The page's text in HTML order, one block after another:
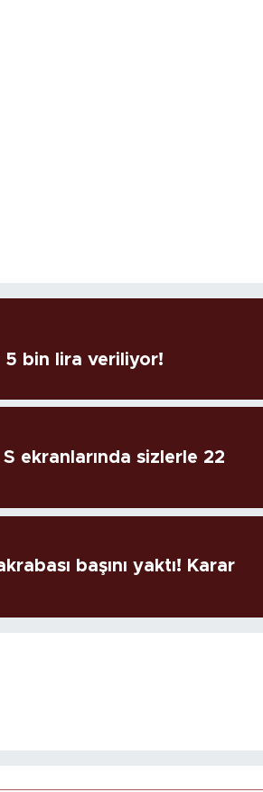
5 bin lira veriliyor!
ekranlarında sizlerle 22
başını yaktı! Karar